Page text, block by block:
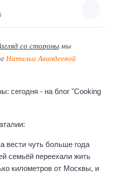
со сторонымы
Натальи Авандеевой
вести чуть больше года
семьёй переехали жить
километров от Москвы, и